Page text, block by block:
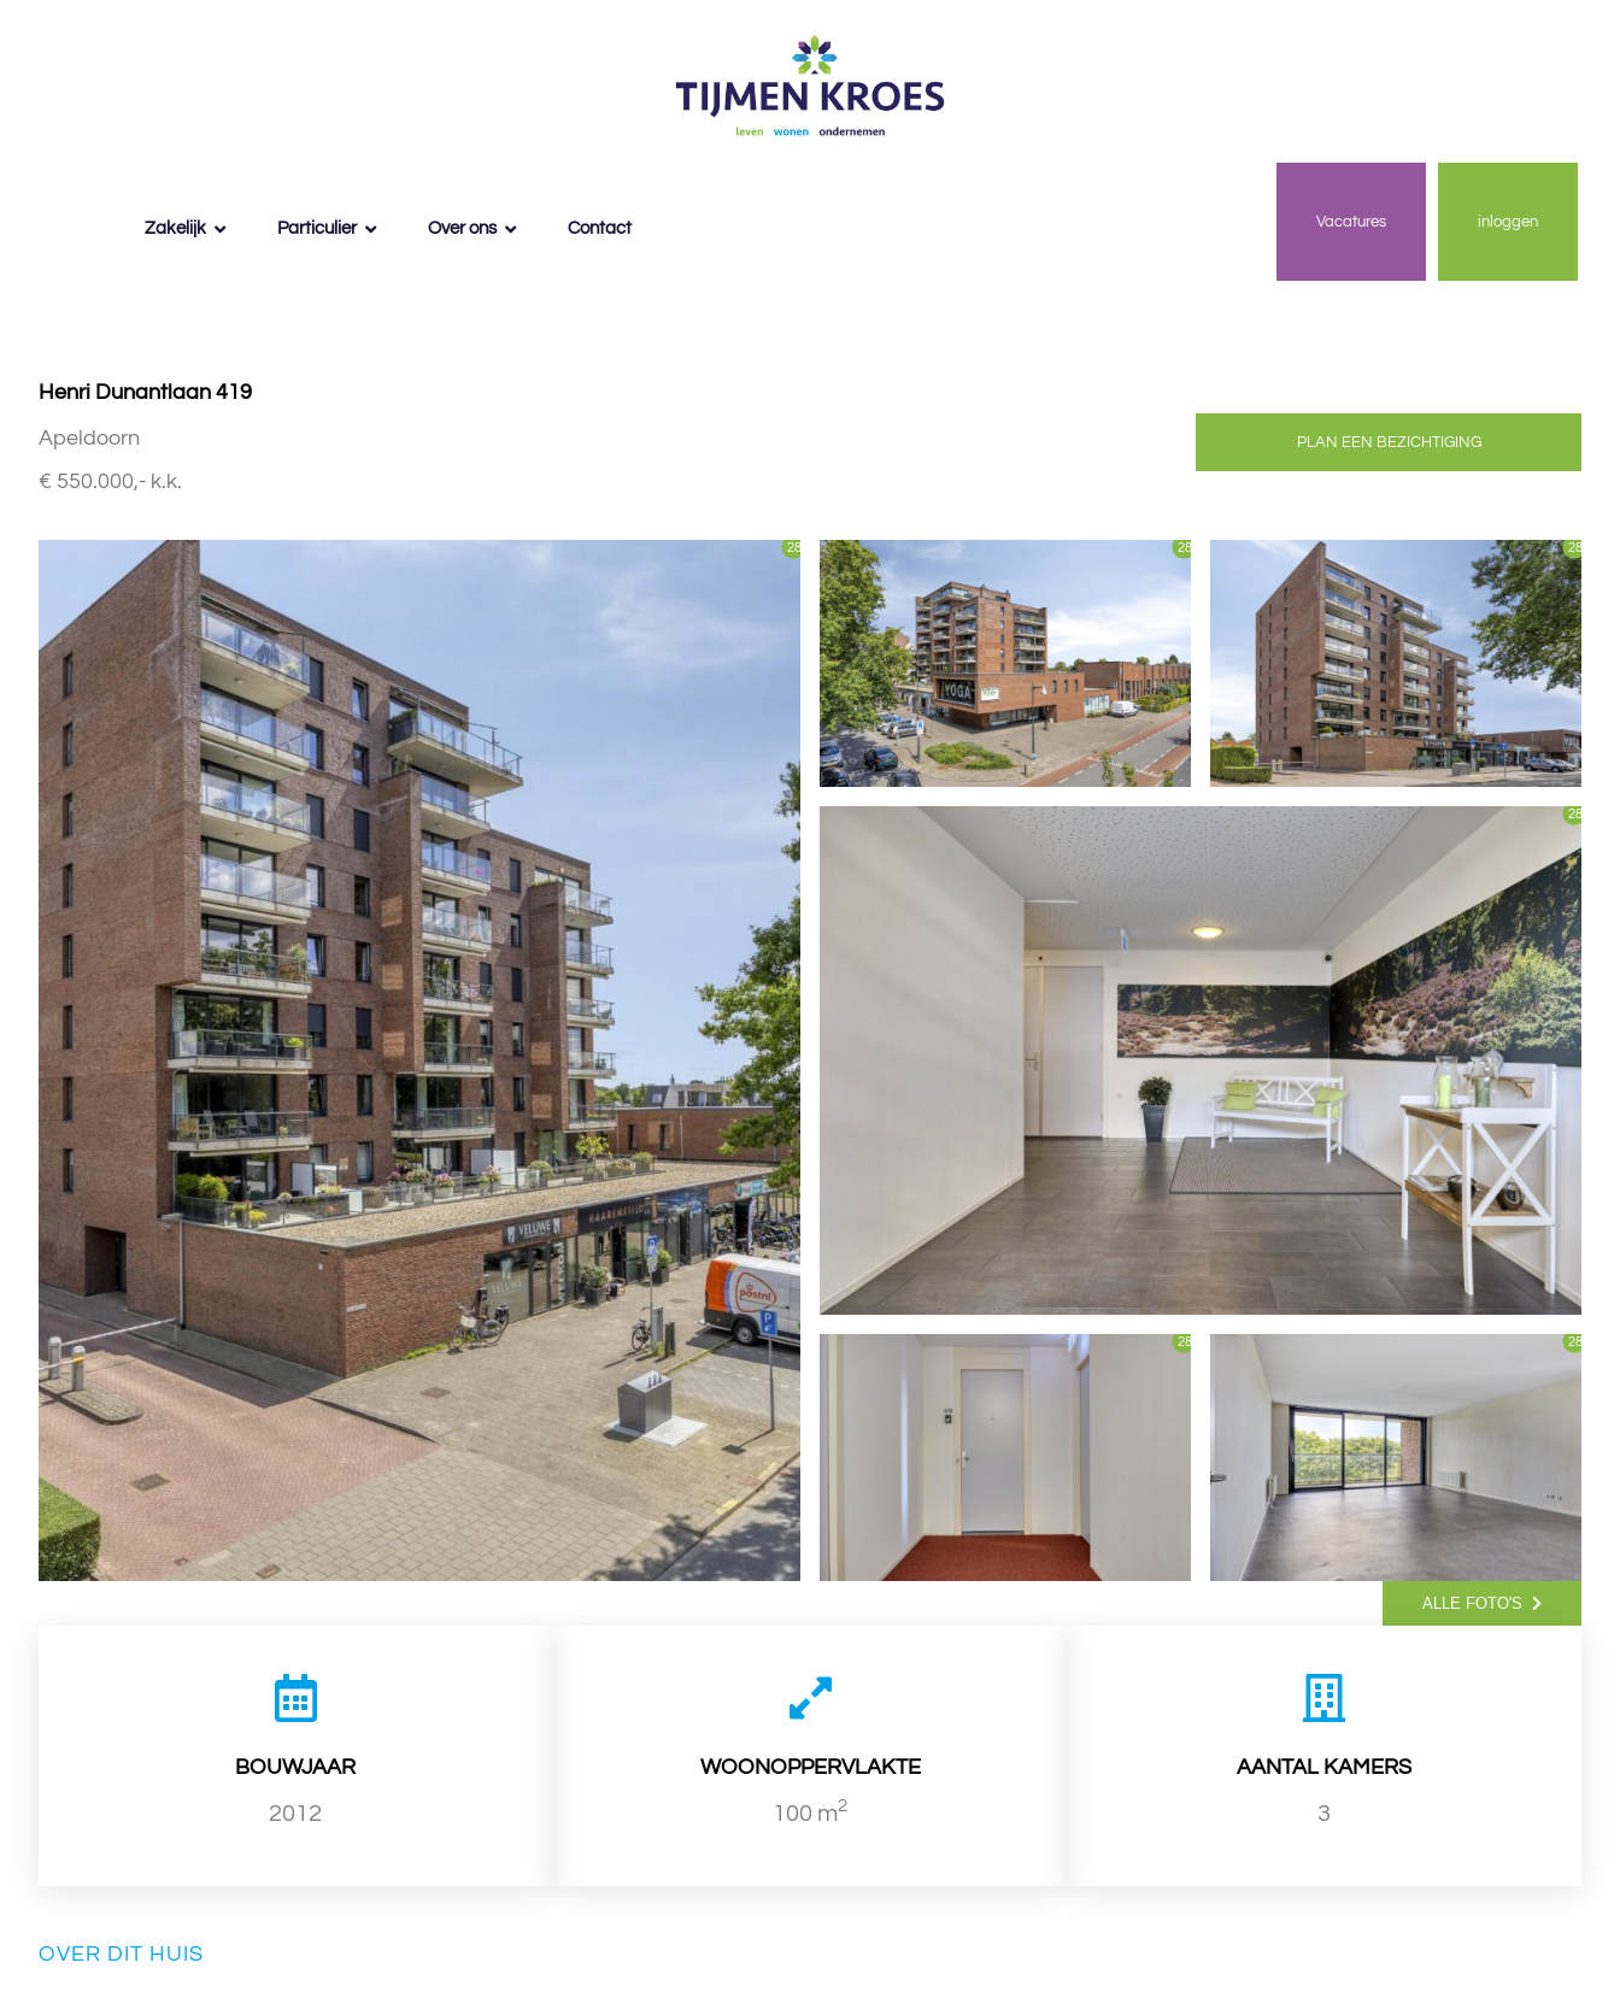
Zakelijk Particulier Over ons Contact inloggen
Vacatures
Henri Dunantlaan 419
Apeldoorn
€ 550.000,- k.k.
PLAN EEN BEZICHTIGING
ALLE FOTO'S
BOUWJAAR
2012
WOONOPPERVLAKTE
100 m2
AANTAL KAMERS
3
OVER DIT HUIS